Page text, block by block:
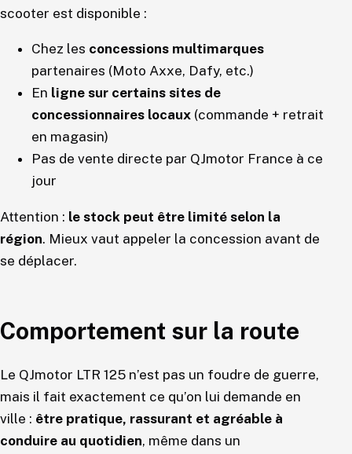
scooter est disponible :
Chez les concessions multimarques
partenaires (Moto Axxe, Dafy, etc.)
En ligne sur certains sites de
concessionnaires locaux (commande + retrait
en magasin)
Pas de vente directe par QJmotor France à ce
jour
Attention : le stock peut être limité selon la
région. Mieux vaut appeler la concession avant de
se déplacer.
Comportement sur la route
Le QJmotor LTR 125 n’est pas un foudre de guerre,
mais il fait exactement ce qu’on lui demande en
ville : être pratique, rassurant et agréable à
conduire au quotidien, même dans un